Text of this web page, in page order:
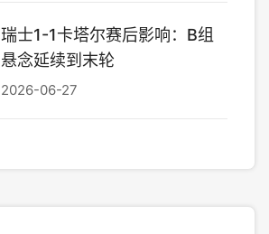
瑞士1-1卡塔尔赛后影响：B组
悬念延续到末轮
2026-06-27